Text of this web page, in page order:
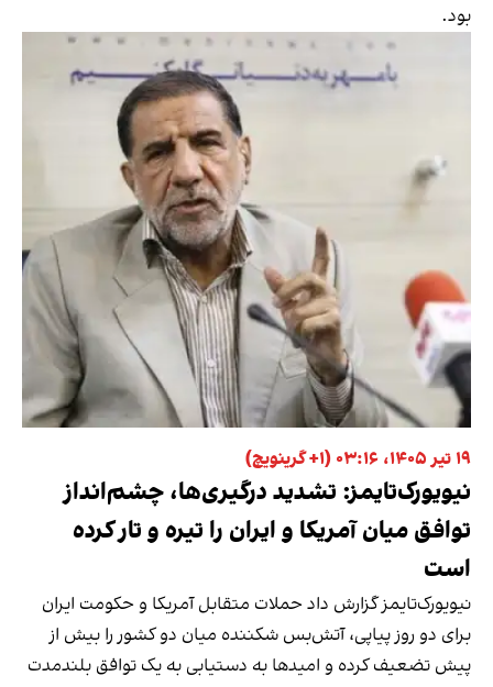
بود.
۱۹ تیر ۱۴۰۵، ۰۳:۱۶ (‎+۱ گرینویچ)
نیویورک‌تایمز: تشدید درگیری‌ها، چشم‌انداز
توافق میان آمریکا و ایران را تیره و تار کرده
است
نیویورک‌تایمز گزارش داد حملات متقابل آمریکا و حکومت ایران
برای دو روز پیاپی، آتش‌بس شکننده میان دو کشور را بیش از
پیش تضعیف کرده و امیدها به دستیابی به یک توافق بلندمدت